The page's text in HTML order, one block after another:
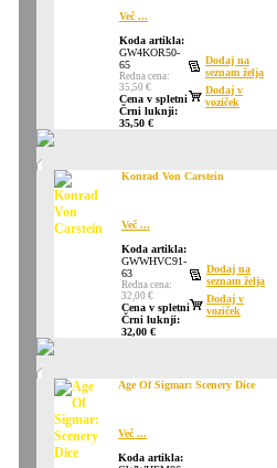
Več ...
Koda artikla:
GW4KOR50-
65
Redna cena:
35,50 €
Cena v spletni
Črni luknji:
35,50 €
Dodaj na
seznam želja
Dodaj v
voziček
Konrad Von Carstein
Več ...
Koda artikla:
GWWHVC91-
63
Redna cena:
32,00 €
Cena v spletni
Črni luknji:
32,00 €
Dodaj na
seznam želja
Dodaj v
voziček
Age Of Sigmar: Scenery Dice
Več ...
Koda artikla: